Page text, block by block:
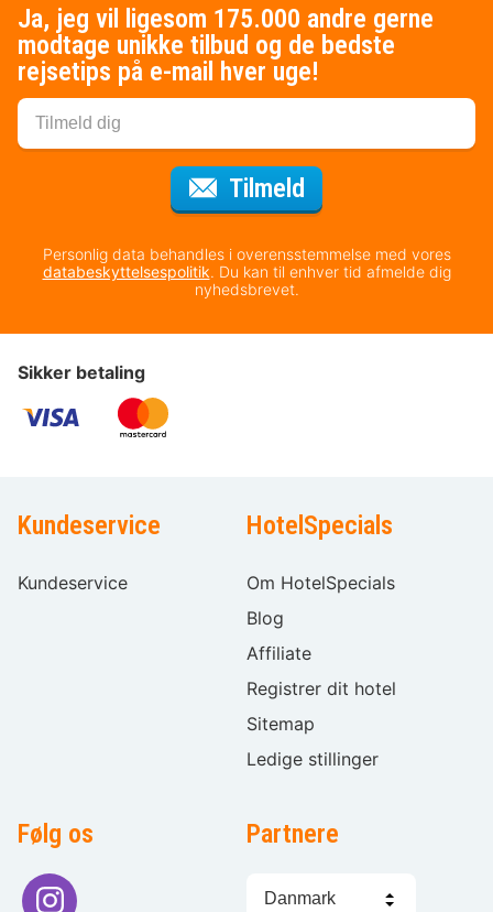
Ja, jeg vil ligesom 175.000 andre gerne
modtage unikke tilbud og de bedste
rejsetips på e-mail hver uge!
Tilmeld
Personlig data behandles i overensstemmelse med vores
databeskyttelsespolitik. Du kan til enhver tid afmelde dig
nyhedsbrevet.
Sikker betaling
Kundeservice
Kundeservice
HotelSpecials
Om HotelSpecials
Blog
Affiliate
Registrer dit hotel
Sitemap
Ledige stillinger
Følg os Partnere